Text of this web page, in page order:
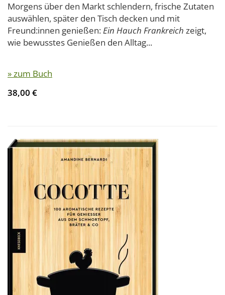
Morgens über den Markt schlendern, frische Zutaten
auswählen, später den Tisch decken und mit
Freund:innen genießen:Ein Hauch Frankreich zeigt,
wie bewusstes Genießen den Alltag...
» zum Buch
38,00 €